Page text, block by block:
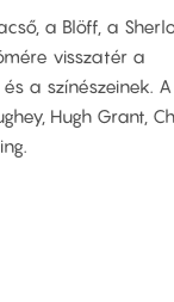
a Blöff, a
visszatér a
a színészeinek. A
Hugh Grant,